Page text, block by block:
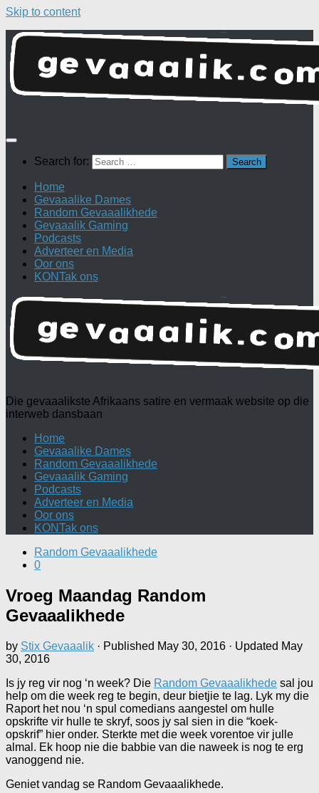
Skip to content
Search for:
Home
Gevaaalike Dames
Random Gevaaalikhede
Gevaaalik Gaming
Podcasts
Adverteer en Media
Oor ons
KONTak ons
Die gevaaalikste Afrikaans satire en vermaak website op die
interweb dansbaan
Home
Gevaaalike Dames
Random Gevaaalikhede
Gevaaalik Gaming
Podcasts
Adverteer en Media
Oor ons
KONTak ons
Random Gevaaalikhede
0
Vroeg Maandag Random
Gevaaalikhede
by Stix Gevaaalik · Published May 30, 2016 · Updated May
30, 2016
Is jy reg vir nog ‘n week? Die Random Gevaaalikhede sal jou
help om die week reg te begin, deur bietjie te lag. Lyk my die
Raport het nou ‘n spul comedians aangestel om hulle
opskrifte vir hulle te skryf, soos jy sal sien in die “koek-
opskrif” hier onder. Sterkte met die week vorentoe vir julle
almal. Ek hoop nie die babbie van die naweek is nog te erg
vanoggend nie.
Geniet vandag se Random Gevaaalikhede.